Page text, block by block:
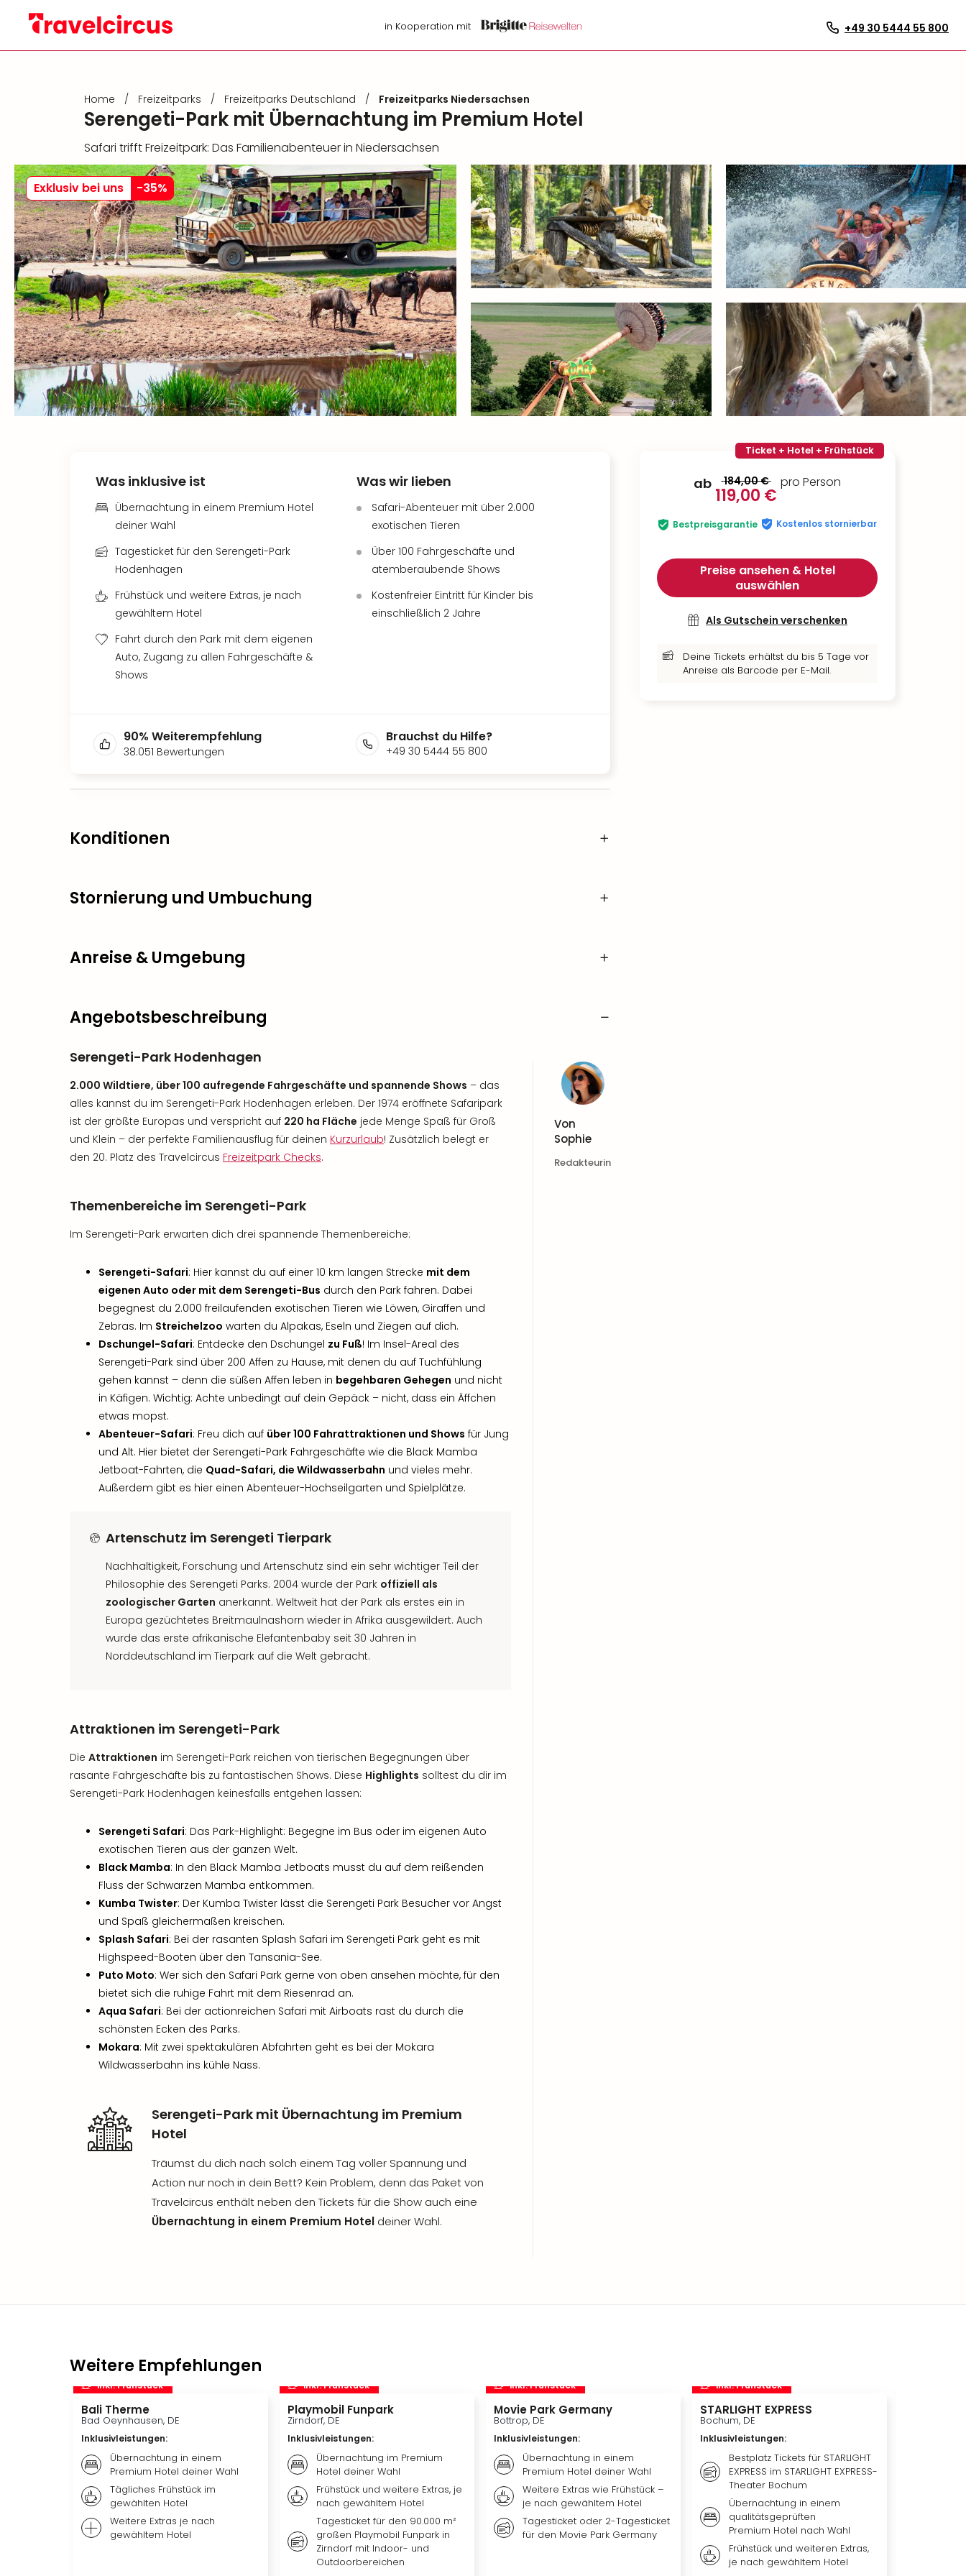
in Kooperation mit +49 30 5444 55 800
Home / Freizeitparks / Freizeitparks Deutschland / Freizeitparks Niedersachsen
Serengeti-Park mit Übernachtung im Premium Hotel
Safari trifft Freizeitpark: Das Familienabenteuer in Niedersachsen
Exklusiv bei uns -35%
Ticket + Hotel + Frühstück
ab 184,00 €
119,00 €
pro Person
Bestpreisgarantie Kostenlos stornierbar
Preise ansehen & Hotel
auswählen
Als Gutschein verschenken
Deine Tickets erhältst du bis 5 Tage vor
Anreise als Barcode per E-Mail.
Was inklusive ist
Übernachtung in einem Premium Hotel
deiner Wahl
Tagesticket für den Serengeti-Park
Hodenhagen
Frühstück und weitere Extras, je nach
gewähltem Hotel
Fahrt durch den Park mit dem eigenen
Auto, Zugang zu allen Fahrgeschäfte &
Shows
Was wir lieben
Safari-Abenteuer mit über 2.000
exotischen Tieren
Über 100 Fahrgeschäfte und
atemberaubende Shows
Kostenfreier Eintritt für Kinder bis
einschließlich 2 Jahre
90% Weiterempfehlung
38.051 Bewertungen
Brauchst du Hilfe?
+49 30 5444 55 800
Konditionen
Stornierung und Umbuchung
Anreise & Umgebung
Angebotsbeschreibung
Serengeti-Park Hodenhagen
2.000 Wildtiere, über 100 aufregende Fahrgeschäfte und spannende Shows – das
alles kannst du im Serengeti-Park Hodenhagen erleben. Der 1974 eröffnete Safaripark
ist der größte Europas und verspricht auf 220 ha Fläche jede Menge Spaß für Groß
und Klein – der perfekte Familienausflug für deinen Kurzurlaub! Zusätzlich belegt er
den 20. Platz des Travelcircus Freizeitpark Checks.
Themenbereiche im Serengeti-Park
Im Serengeti-Park erwarten dich drei spannende Themenbereiche:
Serengeti-Safari: Hier kannst du auf einer 10 km langen Strecke mit dem
eigenen Auto oder mit dem Serengeti-Bus durch den Park fahren. Dabei
begegnest du 2.000 freilaufenden exotischen Tieren wie Löwen, Giraffen und
Zebras. Im Streichelzoo warten du Alpakas, Eseln und Ziegen auf dich.
Dschungel-Safari: Entdecke den Dschungel zu Fuß! Im Insel-Areal des
Serengeti-Park sind über 200 Affen zu Hause, mit denen du auf Tuchfühlung
gehen kannst – denn die süßen Affen leben in begehbaren Gehegen und nicht
in Käfigen. Wichtig: Achte unbedingt auf dein Gepäck – nicht, dass ein Äffchen
etwas mopst.
Abenteuer-Safari: Freu dich auf über 100 Fahrattraktionen und Shows für Jung
und Alt. Hier bietet der Serengeti-Park Fahrgeschäfte wie die Black Mamba
Jetboat-Fahrten, die Quad-Safari, die Wildwasserbahn und vieles mehr.
Außerdem gibt es hier einen Abenteuer-Hochseilgarten und Spielplätze.
Artenschutz im Serengeti Tierpark
Nachhaltigkeit, Forschung und Artenschutz sind ein sehr wichtiger Teil der
Philosophie des Serengeti Parks. 2004 wurde der Park offiziell als
zoologischer Garten anerkannt. Weltweit hat der Park als erstes ein in
Europa gezüchtetes Breitmaulnashorn wieder in Afrika ausgewildert. Auch
wurde das erste afrikanische Elefantenbaby seit 30 Jahren in
Norddeutschland im Tierpark auf die Welt gebracht.
Attraktionen im Serengeti-Park
Die Attraktionen im Serengeti-Park reichen von tierischen Begegnungen über
rasante Fahrgeschäfte bis zu fantastischen Shows. Diese Highlights solltest du dir im
Serengeti-Park Hodenhagen keinesfalls entgehen lassen:
Serengeti Safari: Das Park-Highlight: Begegne im Bus oder im eigenen Auto
exotischen Tieren aus der ganzen Welt.
Black Mamba: In den Black Mamba Jetboats musst du auf dem reißenden
Fluss der Schwarzen Mamba entkommen.
Kumba Twister: Der Kumba Twister lässt die Serengeti Park Besucher vor Angst
und Spaß gleichermaßen kreischen.
Splash Safari: Bei der rasanten Splash Safari im Serengeti Park geht es mit
Highspeed-Booten über den Tansania-See.
Puto Moto: Wer sich den Safari Park gerne von oben ansehen möchte, für den
bietet sich die ruhige Fahrt mit dem Riesenrad an.
Aqua Safari: Bei der actionreichen Safari mit Airboats rast du durch die
schönsten Ecken des Parks.
Mokara: Mit zwei spektakulären Abfahrten geht es bei der Mokara
Wildwasserbahn ins kühle Nass.
Serengeti-Park mit Übernachtung im Premium
Hotel
Träumst du dich nach solch einem Tag voller Spannung und
Action nur noch in dein Bett? Kein Problem, denn das Paket von
Travelcircus enthält neben den Tickets für die Show auch eine
Übernachtung in einem Premium Hotel deiner Wahl.
Von
Sophie
Redakteurin
Weitere Empfehlungen
inkl. Frühstück
Bali Therme
Bad Oeynhausen, DE
Inklusivleistungen:
Übernachtung in einem
Premium Hotel deiner Wahl
Tägliches Frühstück im
gewählten Hotel
Weitere Extras je nach
gewähltem Hotel
inkl. Frühstück
Playmobil Funpark
Zirndorf, DE
Inklusivleistungen:
Übernachtung im Premium
Hotel deiner Wahl
Frühstück und weitere Extras, je
nach gewähltem Hotel
Tagesticket für den 90.000 m²
großen Playmobil Funpark in
Zirndorf mit Indoor- und
Outdoorbereichen
inkl. Frühstück
Movie Park Germany
Bottrop, DE
Inklusivleistungen:
Übernachtung in einem
Premium Hotel deiner Wahl
Weitere Extras wie Frühstück –
je nach gewähltem Hotel
Tagesticket oder 2-Tagesticket
für den Movie Park Germany
inkl. Frühstück
STARLIGHT EXPRESS
Bochum, DE
Inklusivleistungen:
Bestplatz Tickets für STARLIGHT
EXPRESS im STARLIGHT EXPRESS-
Theater Bochum
Übernachtung in einem
qualitätsgeprüften
Premium Hotel nach Wahl
Frühstück und weiteren Extras,
je nach gewähltem Hotel